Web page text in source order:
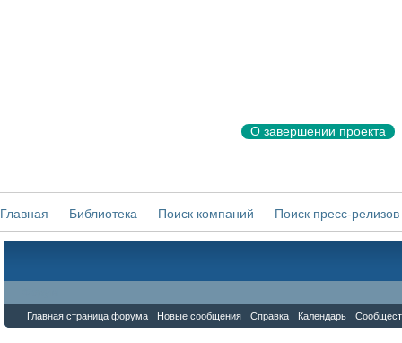
О завершении проекта
Главная Библиотека Поиск компаний Поиск пресс-релизов
Главная страница форума Новые сообщения Справка Календарь